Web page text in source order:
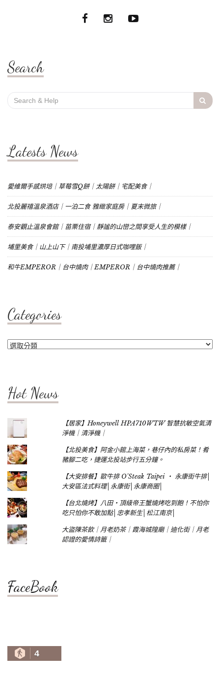
Search
Search
for:
Latests News
愛維爾手感烘培｜草莓雪Q餅｜太陽餅｜宅配美食｜
北投麗禧溫泉酒店｜一泊二食 雅緻家庭房｜夏末微旅｜
泰安觀止溫泉會館｜苗栗住宿｜靜謐的山巒之間享受人生的模樣｜
埔里美食｜山上山下｜南投埔里濃厚日式咖哩飯｜
和牛EMPEROR｜台中燒肉｜EMPEROR｜台中燒肉推薦｜
Categories
Categories
Hot News
【居家】Honeywell HPA710WTW 智慧抗敏空氣清
淨機｜清淨機｜
【北投美食】阿金小館上海菜，巷仔內的私房菜！肴
豬腳二吃，捷運北投站步行五分鐘。
【大安排餐】歐牛排 O'Steak Taipei ‧ 永康街牛排│
大安區法式料理│永康街│永康商圈│
【台北燒烤】八田‧頂級帝王蟹燒烤吃到飽！不怕你
吃只怕你不敢加點│忠孝新生│松江南京│
大盜陳茶飲｜月老奶茶｜霞海城隍廟｜迪化街｜月老
認證的愛情詩籤｜
FaceBook
4